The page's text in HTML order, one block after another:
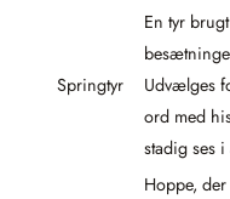
Springtyr
En tyr
Udvælges
ord med
stadig ses i
Hoppe,